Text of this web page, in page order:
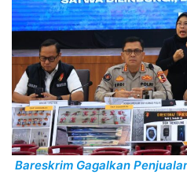
Bareskrim Gagalkan